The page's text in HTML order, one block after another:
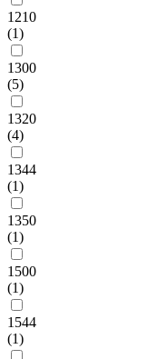
1210
(1)
1300
(5)
1320
(4)
1344
(1)
1350
(1)
1500
(1)
1544
(1)